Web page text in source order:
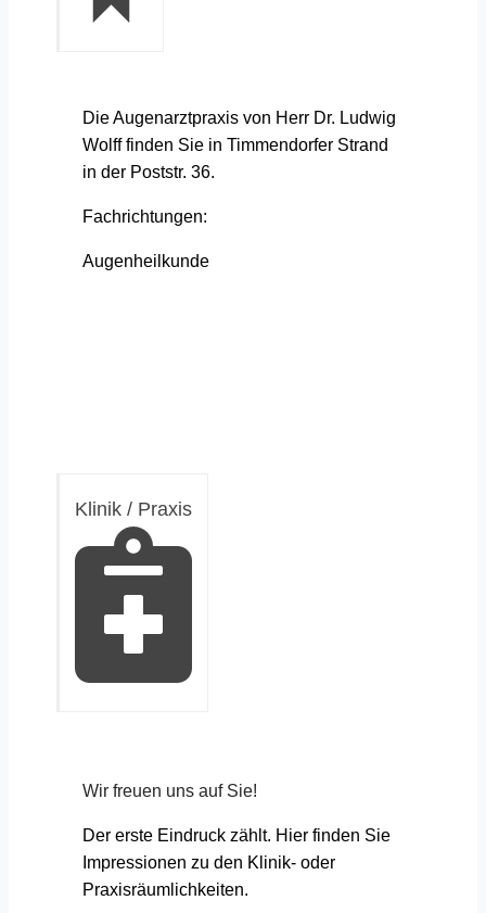
Die Augenarztpraxis von Herr Dr. Ludwig
Wolff finden Sie in Timmendorfer Strand
in der Poststr. 36.
Fachrichtungen:
Augenheilkunde
Klinik / Praxis
Wir freuen uns auf Sie!
Der erste Eindruck zählt. Hier finden Sie
Impressionen zu den Klinik- oder
Praxisräumlichkeiten.